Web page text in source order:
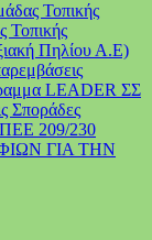
Τοπικής
Τοπικής
Πηλίου Α.Ε)
LEADER ΣΣ
Σποράδες
209/230
ΓΙΑ ΤΗΝ